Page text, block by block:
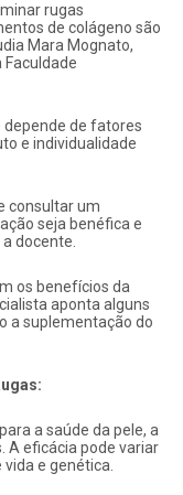
rugas
de colágeno são
Mara Mognato,
Faculdade
depende de fatores
e individualidade
consultar um
seja benéfica e
docente.
os benefícios da
aponta alguns
a suplementação do
a saúde da pele, a
A eficácia pode variar
e genética.